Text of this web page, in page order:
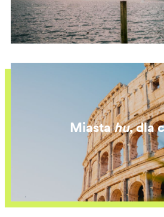
Miastahu, dla